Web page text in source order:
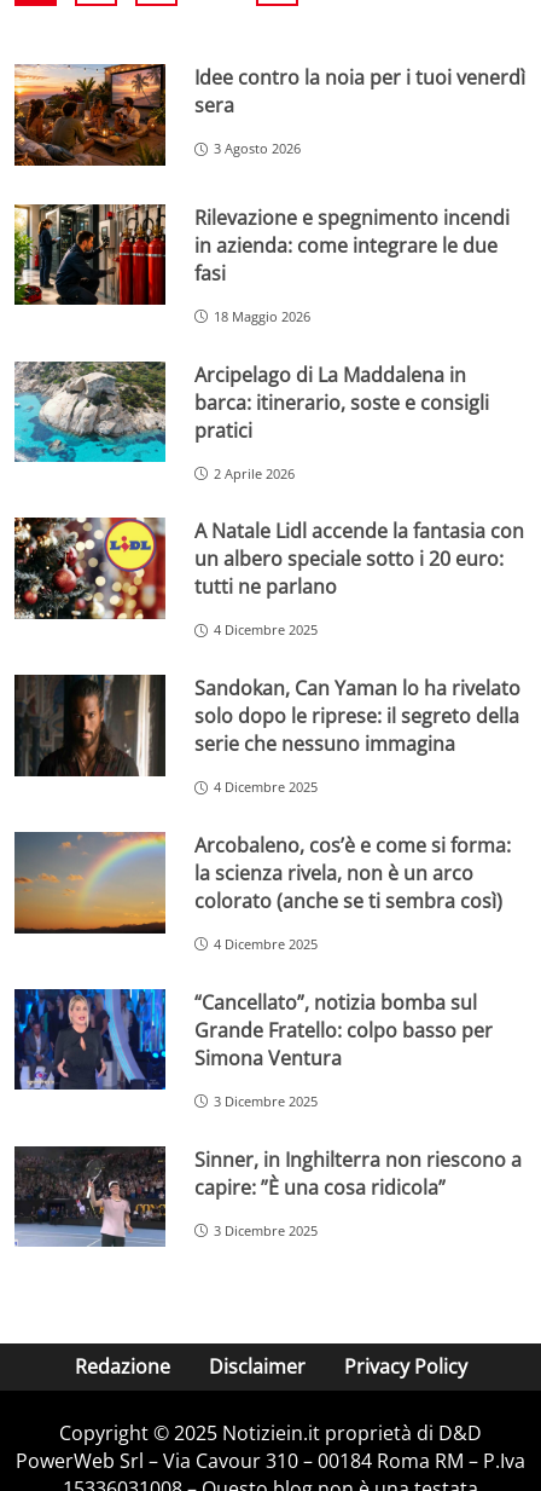
Idee contro la noia per i tuoi venerdì
sera
3 Agosto 2026
Rilevazione e spegnimento incendi
in azienda: come integrare le due
fasi
18 Maggio 2026
Arcipelago di La Maddalena in
barca: itinerario, soste e consigli
pratici
2 Aprile 2026
A Natale Lidl accende la fantasia con
un albero speciale sotto i 20 euro:
tutti ne parlano
4 Dicembre 2025
Sandokan, Can Yaman lo ha rivelato
solo dopo le riprese: il segreto della
serie che nessuno immagina
4 Dicembre 2025
Arcobaleno, cos’è e come si forma:
la scienza rivela, non è un arco
colorato (anche se ti sembra così)
4 Dicembre 2025
“Cancellato”, notizia bomba sul
Grande Fratello: colpo basso per
Simona Ventura
3 Dicembre 2025
Sinner, in Inghilterra non riescono a
capire: ”È una cosa ridicola”
3 Dicembre 2025
Redazione Disclaimer Privacy Policy
Copyright © 2025 Notiziein.it proprietà di D&D
PowerWeb Srl – Via Cavour 310 – 00184 Roma RM – P.Iva